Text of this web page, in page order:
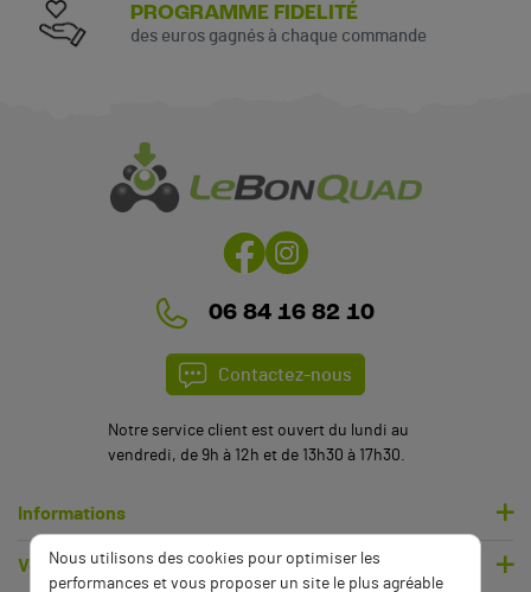
PROGRAMME FIDELITÉ
des euros gagnés à chaque commande
06 84 16 82 10
Contactez-nous
Notre service client est ouvert du lundi au
vendredi, de 9h à 12h et de 13h30 à 17h30.
Informations
Votre compte
Nous utilisons des cookies pour optimiser les
performances et vous proposer un site le plus agréable